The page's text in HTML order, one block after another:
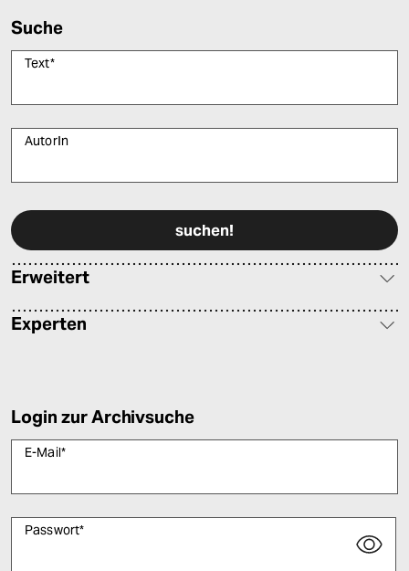
Suche
Text*
AutorIn
Erweitert
Experten
Login zur Archivsuche
E-Mail*
Passwort*